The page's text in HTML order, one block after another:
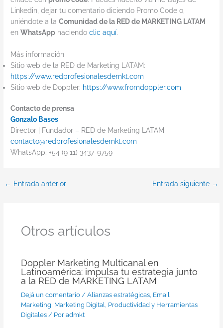
Linkedin, dejar tu comentario diciendo Promo Code o,
uniéndote a laComunidad de la RED de MARKETING LATAM
enWhatsApp haciendoclic aquí.
Más información
Sitio web de la RED de Marketing LATAM:
https://www.redprofesionalesdemkt.com
Sitio web de Doppler: https://www.fromdoppler.com
Contacto de prensa
Gonzalo Bases
Director | Fundador – RED de Marketing LATAM
contacto@redprofesionalesdemkt.com
WhatsApp: +54 (9 11) 3437-9759
← Entrada anterior Entrada siguiente →
Otros artículos
Doppler Marketing Multicanal en
Latinoamérica: impulsa tu estrategia junto
a la RED de MARKETING LATAM
Dejá un comentario / Alianzas estratégicas, Email
Marketing, Marketing Digital, Productividad y Herramientas
Digitales/ Por admkt